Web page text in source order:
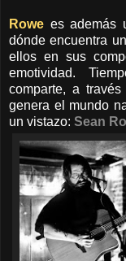
Rowe es además
dónde encuentra
ellos en sus
emotividad.
comparte, a
genera el mundo
un vistazo: Sean